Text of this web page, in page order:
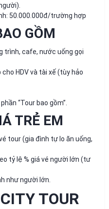
50.000.000đ/trường hợp
GỒM
trình, cafe, nước uống gọi
HDV và tài xế (tùy hảo
“Tour bao gồm”.
TRẺ EM
tour (gia đình tự lo ăn uống,
tỷ lệ % giá vé người lớn (tư
như người lớn.
TOUR